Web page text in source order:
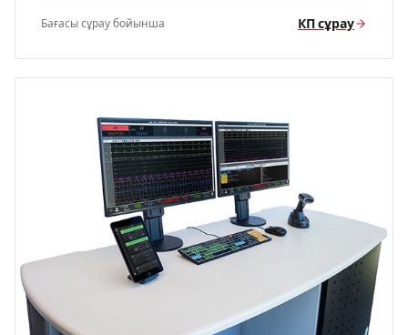
Бағасы сұрау бойынша КП сұрау